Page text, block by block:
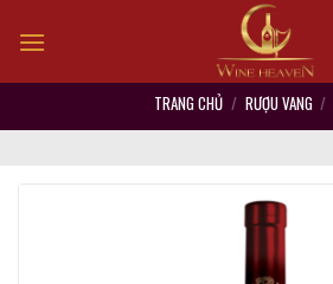
TRANG CHỦ / RƯỢU VANG /